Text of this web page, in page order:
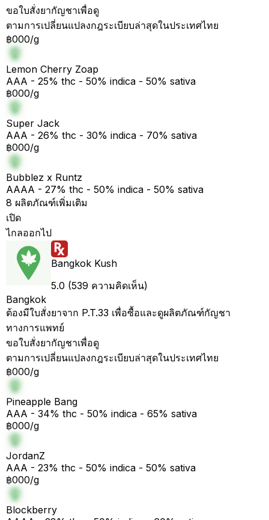
ขอใบสั่งยากัญชาเพื่อดู
ตามการเปลี่ยนแปลงกฎระเบียบล่าสุดในประเทศไทย
฿000/g
Lemon Cherry Zoap
AAA - 25% thc - 50% indica - 50% sativa
฿000/g
Super Jack
AAA - 26% thc - 30% indica - 70% sativa
฿000/g
Bubblez x Runtz
AAAA - 27% thc - 50% indica - 50% sativa
8 ผลิตภัณฑ์เพิ่มเติม
เปิด
ไกลออกไป
Bangkok Kush
5.0 (539 ความคิดเห็น)
Bangkok
ต้องมีใบสั่งยาจาก P.T.33 เพื่อซื้อและดูผลิตภัณฑ์กัญชา
ทางการแพทย์
ขอใบสั่งยากัญชาเพื่อดู
ตามการเปลี่ยนแปลงกฎระเบียบล่าสุดในประเทศไทย
฿000/g
Pineapple Bang
AAA - 34% thc - 50% indica - 65% sativa
฿000/g
JordanZ
AAA - 23% thc - 50% indica - 50% sativa
฿000/g
Blockberry